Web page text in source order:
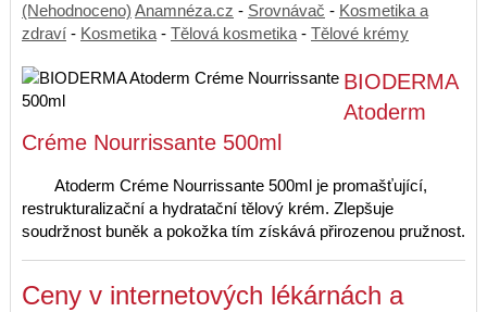
(Nehodnoceno) Anamnéza.cz - Srovnávač - Kosmetika a
zdraví - Kosmetika - Tělová kosmetika - Tělové krémy
BIODERMA
Atoderm
Créme Nourrissante 500ml
Atoderm Créme Nourrissante 500ml je promašťující,
restrukturalizační a hydratační tělový krém. Zlepšuje
soudržnost buněk a pokožka tím získává přirozenou pružnost.
Ceny v internetových lékárnách a